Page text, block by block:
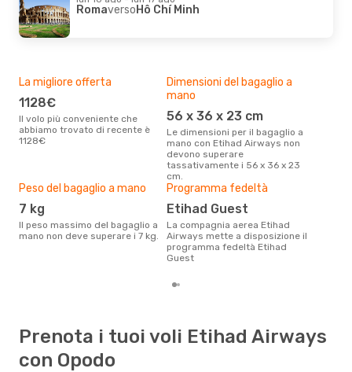
RomaversoHô Chí Minh
La migliore offerta
1128€
Il volo più conveniente che
abbiamo trovato di recente è
1128€
Dimensioni del bagaglio a
mano
56 x 36 x 23 cm
Le dimensioni per il bagaglio a
mano con Etihad Airways non
devono superare
tassativamente i 56 x 36 x 23
cm.
Peso del bagaglio a mano
7 kg
Il peso massimo del bagaglio a
mano non deve superare i 7 kg.
Programma fedeltà
Etihad Guest
La compagnia aerea Etihad
Airways mette a disposizione il
programma fedeltà Etihad
Guest
Prenota i tuoi voli Etihad Airways
con Opodo